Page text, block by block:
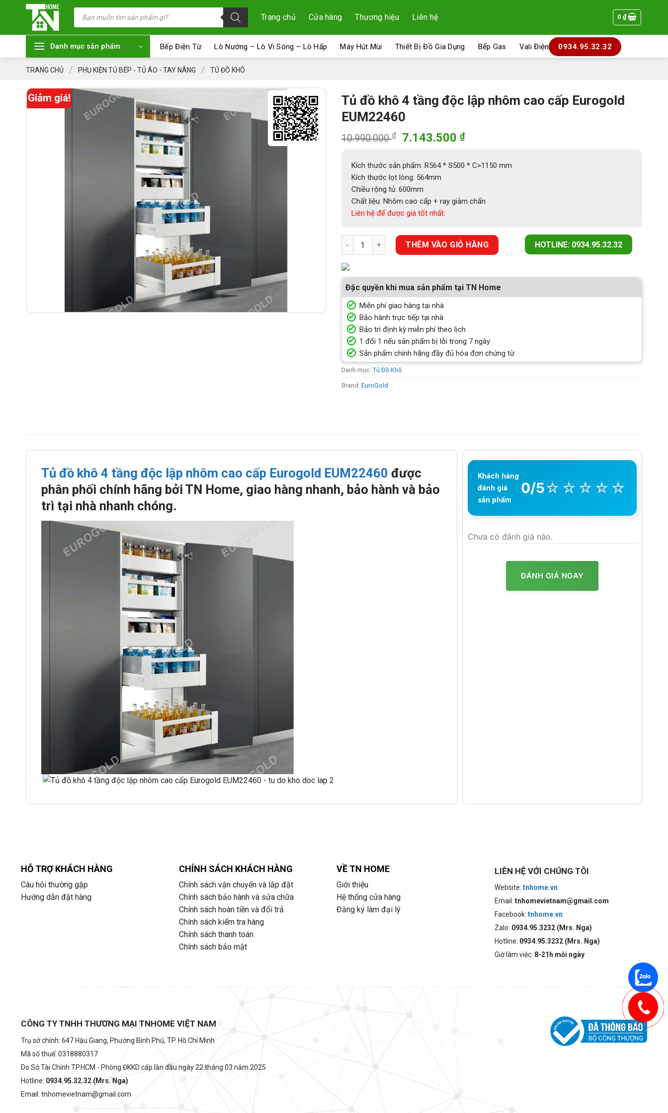
Tìm
kiếm
phẩm
Trang chủ Cửa hàng Thương hiệu Liên hệ 0 ₫
Danh mục sản phẩm Bếp Điện Từ Lò Nướng – Lò Vi Sóng – Lò Hấp Máy Hút Mùi Thiết Bị Đồ Gia Dụng Bếp Gas Vali Điện 0934.95.32.32
TRANG CHỦ / PHỤ KIỆN TỦ BẾP - TỦ ÁO - TAY NÂNG / TỦ ĐỒ KHÔ
Giảm giá!
Tủ đồ khô 4 tầng độc lập nhôm cao cấp Eurogold
EUM22460
10.990.000₫
Giá
là:
10.990.000 ₫.
7.143.500 ₫Giá
tại
Kích thước sản phẩm: R564 * S500 * C>1150 mm
Kích thước lọt lòng: 564mm
Chiều rộng tủ: 600mm
Chất liệu: Nhôm cao cấp + ray giảm chấn
Liên hệ để được giá tốt nhất:
Tủ đồ khô 4 tầng độc lập nhôm cao cấp Eurogold EUM22460 số lượng
THÊM VÀO GIỎ HÀNG HOTLINE: 0934.95.32.32
Đặc quyền khi mua sản phẩm tại TN Home
Miễn phí giao hàng tại nhà
Bảo hành trực tiếp tại nhà
Bảo trì định kỳ miễn phí theo lịch
1 đổi 1 nếu sản phẩm bị lỗi trong 7 ngày
Sản phẩm chính hãng đầy đủ hóa đơn chứng từ
Danh mục: Tủ Đồ Khô
Brand: EuroGold
Tủ đồ khô 4 tầng độc lập nhôm cao cấp Eurogold EUM22460 được
phân phối chính hãng bởi TN Home, giao hàng nhanh, bảo hành và bảo
trì tại nhà nhanh chóng.
Khách hàng
đánh giá
sản phẩm
0/5☆ ☆ ☆ ☆ ☆
Chưa có đánh giá nào.
ĐÁNH GIÁ NGAY
HỖ TRỢ KHÁCH HÀNG
Câu hỏi thường gặp
Hướng dẫn đặt hàng
CHÍNH SÁCH KHÁCH HÀNG
Chính sách vận chuyển và lắp đặt
Chính sách bảo hành và sửa chữa
Chính sách hoàn tiền và đổi trả
Chính sách kiểm tra hàng
Chính sách thanh toán
Chính sách bảo mật
VỀ TN HOME
Giới thiệu
Hệ thống cửa hàng
Đăng ký làm đại lý
LIÊN HỆ VỚI CHÚNG TÔI
Website: tnhome.vn
Email: tnhomevietnam@gmail.com
Facebook: tnhome.vn
Zalo: 0934.95.3232 (Mrs. Nga)
Hotline: 0934.95.3232 (Mrs. Nga)
Giờ làm việc: 8-21h mỗi ngày
CÔNG TY TNHH THƯƠNG MẠI TNHOME VIỆT NAM
Trụ sở chính: 647 Hậu Giang, Phường Bình Phú, TP. Hồ Chí Minh
Mã số thuế: 0318880317
Do Sở Tài Chính TP.HCM - Phòng ĐKKD cấp lần đầu ngày 22 tháng 03 năm 2025
Hotline: 0934.95.32.32 (Mrs. Nga)
Email: tnhomevietnam@gmail.com